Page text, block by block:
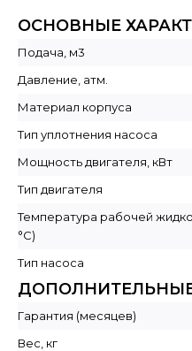
ОСНОВНЫЕ
Подача, м3
Давление, атм.
Материал корпуса
Тип уплотнения насоса
Мощность двигателя, кВт
Тип двигателя
Температура рабочей
°C)
Тип насоса
Гарантия (месяцев)
Вес, кг